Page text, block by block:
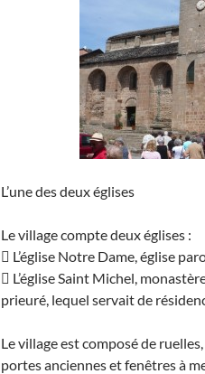
L’une des deux églises
Le village compte deux églises :
 L’église Notre Dame, église
 L’église Saint Michel,
prieuré, lequel servait de
Le village est composé de
portes anciennes et fenêtres à